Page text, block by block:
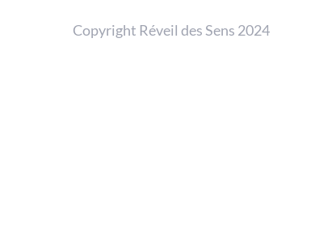
Copyright Réveil des Sens 2024